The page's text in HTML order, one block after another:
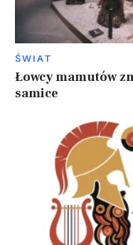
ŚWIAT
Łowcy mamutów
samice